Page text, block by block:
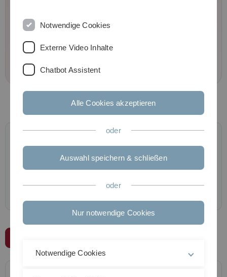
Studierenden den sicheren Zugriff auf SGI-
login.informatik.uni-ulm.de
für Linux, macOS und Windows.
Diese Seite beschreibt das
PC-Pool-System, nicht das KIZ-Accountsystem.
Der Zugriff auf die SGI-Remote-Rechner über
login.informatik.uni-ulm.de ist derzeitnur aus
dem universitätsinternen Netz
möglich (z. B. vor Ort /
Notwendige Cookies
Externe Video Inhalte
Chatbot Assistent
Alle Cookies akzeptieren
oder
Auswahl speichern & schließen
oder
Nur notwendige Cookies
Notwendige Cookies